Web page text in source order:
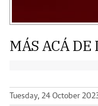
MÁS ACÁ
Tuesday, 24 October